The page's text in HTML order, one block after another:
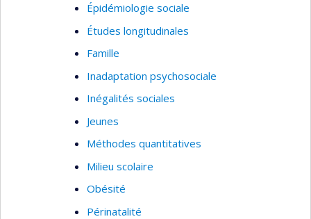
Épidémiologie sociale
Études longitudinales
Famille
Inadaptation psychosociale
Inégalités sociales
Jeunes
Méthodes quantitatives
Milieu scolaire
Obésité
Périnatalité